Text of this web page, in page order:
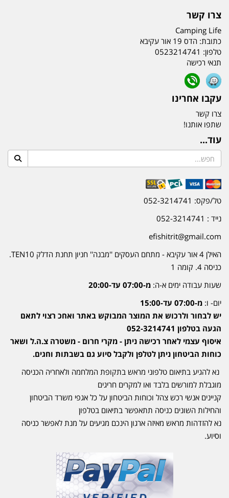
צרו קשר
Camping Life
כתובת: הדס 19 אור עקיבא
טלפון: 0523214741
תנאי רכישה
עקבו אחרינו
צרו קשר
שתפו אותנו!
עוד...
טל/פקס: 052-3214741
נייד : 052-3214741
efishitrit@gmail.com
האילן 4 אור עקיבא - מתחם העסקים ''מבנה'' חניון תחנת הדלק TEN10.
כניסה 4. קומה 1
שעות עבודה ימים א-ה: מ-07:00 עד-20:00
יום- ו: מ-07:00 עד-15:00
יש לבחור ולרכוש את המוצר המבוקש באתר ואחכ רצוי לתאם
הגעה בטלפון 052-3214741
איסוף עצמי לאחר רכישה ניתן - מקרי חרום - משטרה צ.ה.ל ושאר
כוחות הביטחון ניתן לטלפן ולקבל סיוע גם בשבתות וחגים.
נא להגיע בתיאום טלפוני מראש בתקופת המלחמה ולאחריה הכניסה
מוגבלת למורשים בלבד ואו למקרים חריגים
קניינים אנשי רכש צהל וכוחות הביטחון על כל אגפי משרד הביטחון
והחילות השונים כניסה תתאפשר בתיאום בטלפון
נא להזדהות מראש מאיזה ארגון הינכם מגיעים על מנת לאפשר כניסה
וסיוע.